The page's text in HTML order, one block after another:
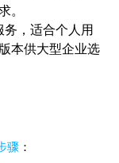
。
务，适合个人用
本供大型企业选
骤 ：